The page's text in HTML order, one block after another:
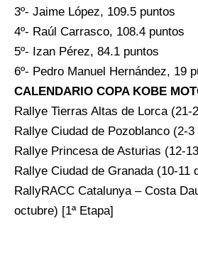
3º- Jaime López, 109.5 puntos
4º- Raúl Carrasco, 108.4 puntos
5º- Izan Pérez, 84.1 puntos
6º- Pedro Manuel Hernández, 19
CALENDARIO COPA KOBE
Rallye Tierras Altas de Lorca (21-
Rallye Ciudad de Pozoblanco (2-3
Rallye Princesa de Asturias (12-
Rallye Ciudad de Granada (10-11
RallyRACC Catalunya – Costa
octubre) [1ª Etapa]